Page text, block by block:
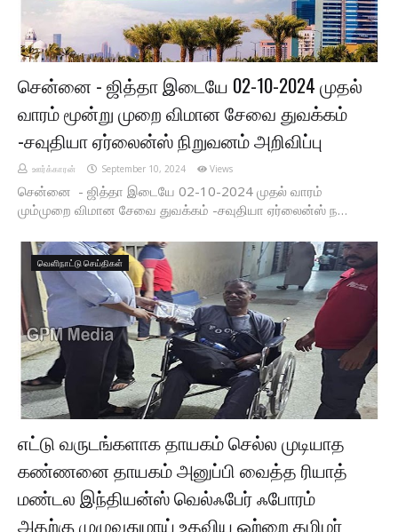
சென்னை - ஜித்தா இடையே 02-10-2024 முதல்
வாரம் மூன்று முறை விமான சேவை துவக்கம்‌
-சவுதியா ஏர்லைன்ஸ் நிறுவனம் அறிவிப்பு
ஊர்க்காரன் September 10, 2024 Views
சென்னை - ஜித்தா இடையே 02-10-2024 முதல் வாரம்
மும்முறை விமான சேவை துவக்கம்‌ -சவுதியா ஏர்லைன்ஸ் ந…
வெளிநாட்டு செய்திகள்
எட்டு வருடங்களாக தாயகம் செல்ல முடியாத
கண்ணனை தாயகம் அனுப்பி வைத்த ரியாத்
மண்டல இந்தியன்ஸ் வெல்ஃபேர் ஃபோரம்
அதற்கு முழுவதுமாய் உதவிய ஒற்றை தமிழர்